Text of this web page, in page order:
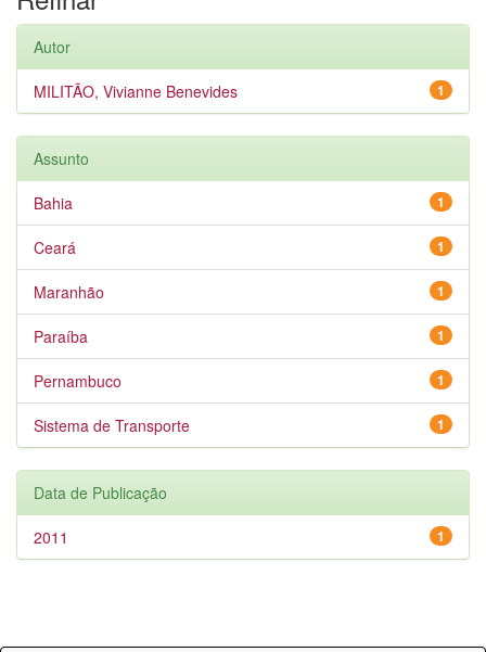
Autor
1
MILITÃO, Vivianne Benevides
Assunto
1
Bahia
1
Ceará
1
Maranhão
1
Paraíba
1
Pernambuco
1
Sistema de Transporte
Data de Publicação
1
2011